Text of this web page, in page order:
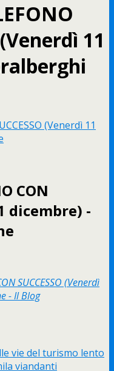
11
CON
dicembre) -
SUCCESSO (Venerdì
- Il Blog